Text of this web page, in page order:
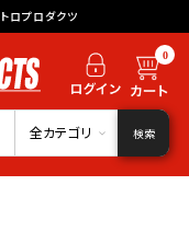
ロプロダクツ
0
全カテゴリ 検索